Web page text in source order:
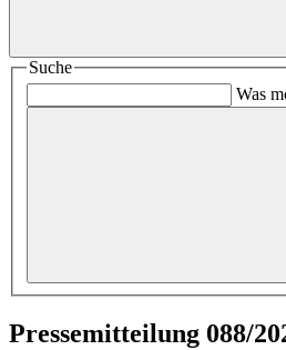
Suche
Was
Pressemitteilung 088/